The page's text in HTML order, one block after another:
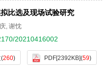
比选及现场试验研究
, 谢忱
20210416002
(260) PDF[2392KB](59)